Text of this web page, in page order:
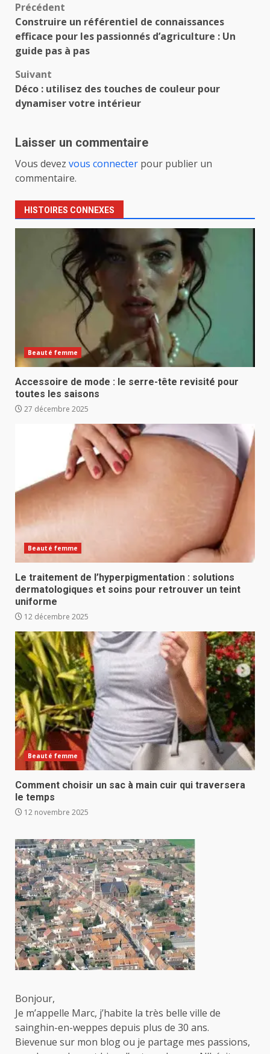
Navigation
d’article
Précédent
Construire un référentiel de connaissances
efficace pour les passionnés d’agriculture : Un
guide pas à pas
Suivant
Déco : utilisez des touches de couleur pour
dynamiser votre intérieur
Laisser un commentaire
Vous devez vous connecter pour publier un
commentaire.
HISTOIRES CONNEXES
Beauté femme
Accessoire de mode : le serre-tête revisité pour
toutes les saisons
27 décembre 2025
Beauté femme
Le traitement de l’hyperpigmentation : solutions
dermatologiques et soins pour retrouver un teint
uniforme
12 décembre 2025
Beauté femme
Comment choisir un sac à main cuir qui traversera
le temps
12 novembre 2025
Bonjour,
Je m’appelle Marc, j’habite la très belle ville de
sainghin-en-weppes depuis plus de 30 ans.
Bievenue sur mon blog ou je partage mes passions,